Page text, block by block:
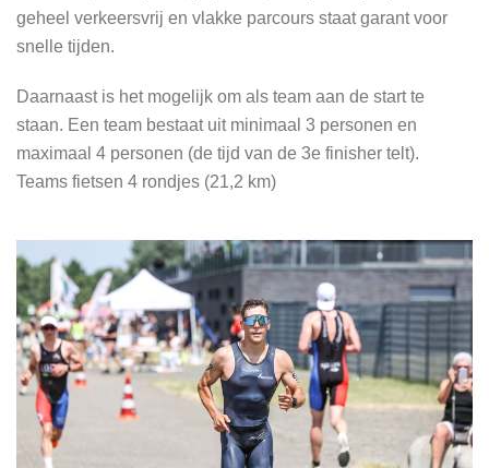
geheel verkeersvrij en vlakke parcours staat garant voor
snelle tijden.
Daarnaast is het mogelijk om als team aan de start te
staan. Een team bestaat uit minimaal 3 personen en
maximaal 4 personen (de tijd van de 3e finisher telt).
Teams fietsen 4 rondjes (21,2 km)